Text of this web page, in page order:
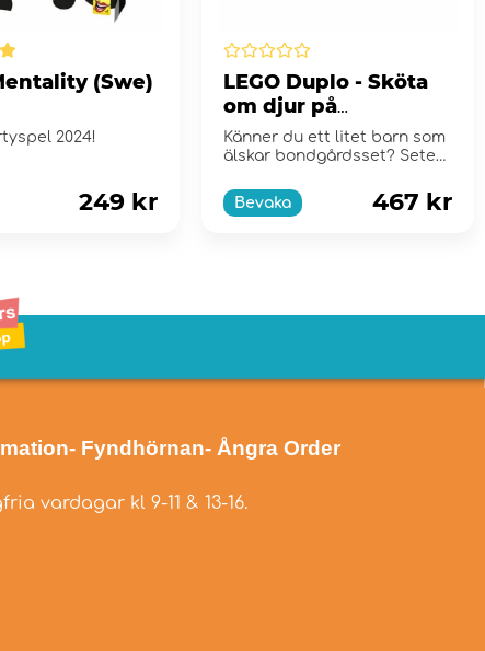
(Swe)
2024!
249 kr
LEGO Duplo - Sköta
om djur på
bondgården
Känner du ett litet barn som
älskar bondgårdsset? Setet
Bevaka
467 kr
- Fyndhörnan- Ångra Order
vardagar kl 9-11 & 13-16.